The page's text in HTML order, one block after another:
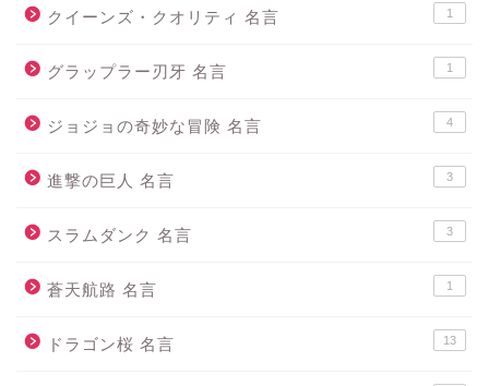
クイーンズ・クオリティ 名言 1
グラップラー刃牙 名言 1
ジョジョの奇妙な冒険 名言 4
進撃の巨人 名言 3
スラムダンク 名言 3
蒼天航路 名言 1
ドラゴン桜 名言 13